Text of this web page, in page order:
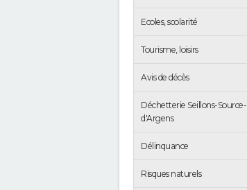
Ecoles, scolarité
Tourisme, loisirs
Avis de décès
Déchetterie Seillons-Source-
d'Argens
Délinquance
Risques naturels